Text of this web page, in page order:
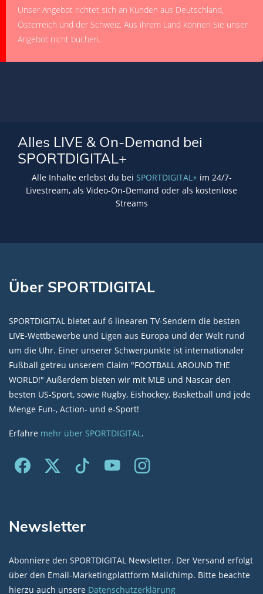
Unser Angebot richtet sich an Kunden aus Deutschland,
Österreich und der Schweiz. Aus ihrem Land können Sie unser
Angebot nicht buchen.
Alles LIVE & On-Demand bei
SPORTDIGITAL+
Alle Inhalte erlebst du bei SPORTDIGITAL+im 24/7-
Livestream, als Video-On-Demand oder als kostenlose
Streams
Über SPORTDIGITAL
SPORTDIGITAL bietet auf 6 linearen TV-Sendern die besten
LIVE-Wettbewerbe und Ligen aus Europa und der Welt rund
um die Uhr. Einer unserer Schwerpunkte ist internationaler
Fußball getreu unserem Claim "FOOTBALL AROUND THE
WORLD!" Außerdem bieten wir mit MLB und Nascar den
besten US-Sport, sowie Rugby, Eishockey, Basketball und jede
Menge Fun-, Action- und e-Sport!
Erfahre mehr über SPORTDIGITAL.
Newsletter
Abonniere den SPORTDIGITAL Newsletter. Der Versand erfolgt
über den Email-Marketingplattform Mailchimp. Bitte beachte
hierzu auch unsere Datenschutzerklärung